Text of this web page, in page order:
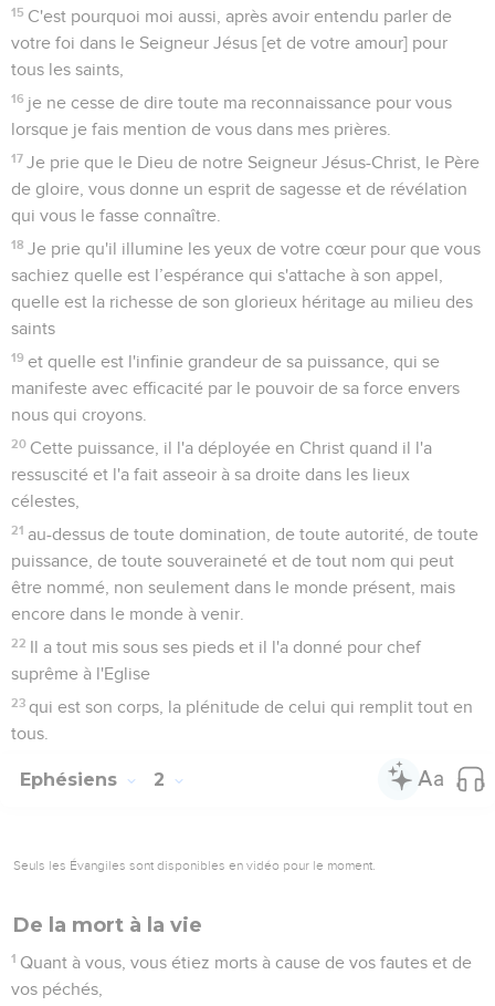
15 C'est pourquoi moi aussi, après avoir entendu parler de
votre foi dans le Seigneur Jésus [et de votre amour] pour
tous les saints,
16 je ne cesse de dire toute ma reconnaissance pour vous
lorsque je fais mention de vous dans mes prières.
17 Je prie que le Dieu de notre Seigneur Jésus-Christ, le Père
de gloire, vous donne un esprit de sagesse et de révélation
qui vous le fasse connaître.
18 Je prie qu'il illumine les yeux de votre cœur pour que vous
sachiez quelle est l’espérance qui s'attache à son appel,
quelle est la richesse de son glorieux héritage au milieu des
saints
19 et quelle est l'infinie grandeur de sa puissance, qui se
manifeste avec efficacité par le pouvoir de sa force envers
nous qui croyons.
20 Cette puissance, il l'a déployée en Christ quand il l'a
ressuscité et l'a fait asseoir à sa droite dans les lieux
célestes,
21 au-dessus de toute domination, de toute autorité, de toute
puissance, de toute souveraineté et de tout nom qui peut
être nommé, non seulement dans le monde présent, mais
encore dans le monde à venir.
22 Il a tout mis sous ses pieds et il l'a donné pour chef
suprême à l'Eglise
23 qui est son corps, la plénitude de celui qui remplit tout en
tous.
Ephésiens 2
Seuls les Évangiles sont disponibles en vidéo pour le moment.
De la mort à la vie
1 Quant à vous, vous étiez morts à cause de vos fautes et de
vos péchés,